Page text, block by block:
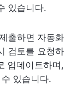
있습니다.
출하면 자동화
검토를 요청하
업데이트하며,
있습니다.